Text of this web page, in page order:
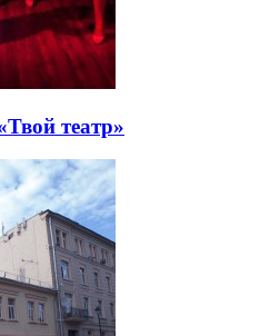
театр»